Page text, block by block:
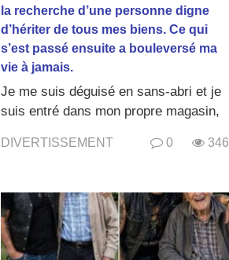
la recherche d’une personne digne
d’hériter de tous mes biens. Ce qui
s’est passé ensuite a bouleversé ma
vie à jamais.
Je me suis déguisé en sans-abri et je
suis entré dans mon propre magasin,
DIVERTISSEMENT 0 346